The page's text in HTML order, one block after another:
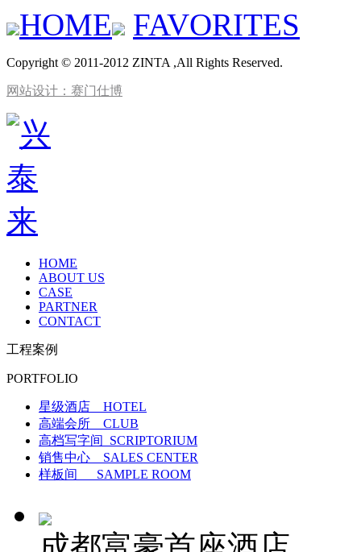
HOME FAVORITES
Copyright © 2011-2012 ZINTA ,All Rights Reserved.
网站设计：赛门仕博
HOME
ABOUT US
CASE
PARTNER
CONTACT
工程案例
PORTFOLIO
星级酒店 HOTEL
高端会所 CLUB
高档写字间 SCRIPTORIUM
销售中心 SALES CENTER
样板间 SAMPLE ROOM